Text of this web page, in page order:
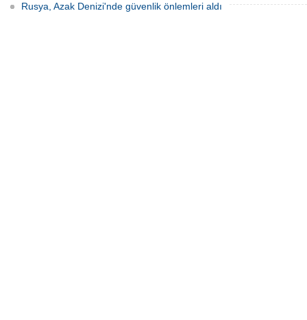
Rusya, Azak Denizi'nde güvenlik önlemleri aldı